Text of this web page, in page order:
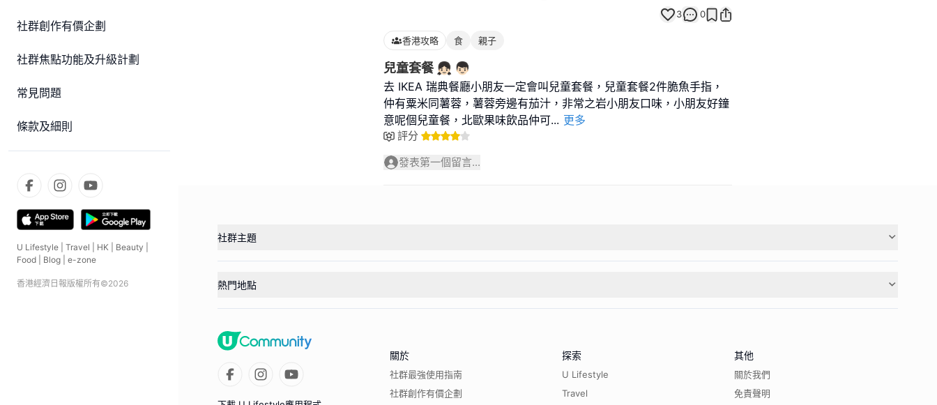
社群創作有價企劃
社群焦點功能及升級計劃
常見問題
條款及細則
U Lifestyle Travel HK Beauty
Food
Blog e-zone
香港經濟日報版權所有©2026
3 0
香港攻略 食 親子
兒童套餐 👧🏻 👦🏻
去 IKEA 瑞典餐廳小朋友一定會叫兒童套餐，兒童套餐2件脆魚手指，
仲有粟米同薯蓉，薯蓉旁邊有茄汁，非常之岩小朋友口味，小朋友好鐘
意呢個兒童餐，北歐果味飲品仲可... 更多
評分
發表第一個留言...
社群主題
熱門地點
關於
社群最強使用指南
社群創作有價企劃
探索
U Lifestyle
Travel
其他
關於我們
免責聲明